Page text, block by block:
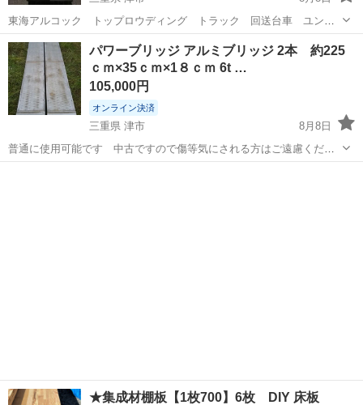
東海アルコック トップロウディング トラック 回送台車 ユン
ボ ブルドーザー グレーダー ローラー フィニッシャー タイヤ
ショベル等の建設機械輸送に 大きな曲がりクラックありません
三重 津市
パワーブリッジ アルミブリッジ 2本 約225
ｃｍ×35ｃｍ×1８ｃｍ 6t …
105,000円
オンライン決済
三重県 津市
8月8日
普通に使用可能です 中古ですので傷等気にされる方はご遠慮くださ
い トラック 回送台車 ユンボ ブルドーザー グレーダー ローラ
★集成材棚板【1枚700】6枚 DIY 床板